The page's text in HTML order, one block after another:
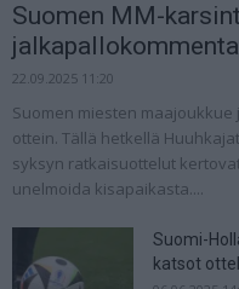
Suomen MM-
22.09.2025 11:20
Suomen miesten maajoukkue
ottein. Tällä hetkellä
syksyn ratkaisuottelut
unelmoida kisapaikasta....
Suomi-
katsot